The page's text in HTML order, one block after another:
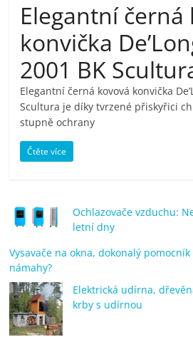
pračky,
televize,
notebooky,
mobilní
kávovary,
bazény
Nejlepší
elektronika
porovnání
Elegantní černá
konvička
2001 BK
Elegantní černá kovová konvička
Scultura je díky tvrzené přiskyřici
stupně ochrany
Čtěte více
Ochlazovače vzduchu:
letní dny
Vysavače na okna, dokonalý
námahy?
Elektrická udírna,
krby s udírnou